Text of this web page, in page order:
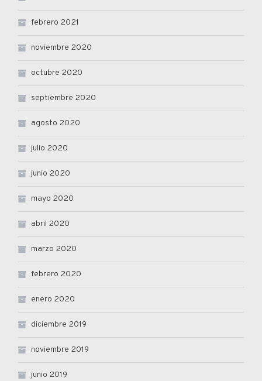
febrero 2021
noviembre 2020
octubre 2020
septiembre 2020
agosto 2020
julio 2020
junio 2020
mayo 2020
abril 2020
marzo 2020
febrero 2020
enero 2020
diciembre 2019
noviembre 2019
junio 2019